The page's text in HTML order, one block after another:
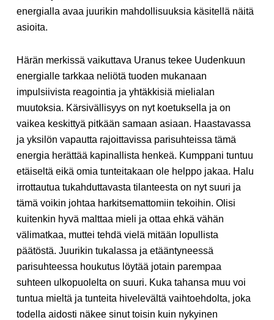
energialla avaa juurikin mahdollisuuksia käsitellä näitä
asioita.
Härän merkissä vaikuttava Uranus tekee Uudenkuun
energialle tarkkaa neliötä tuoden mukanaan
impulsiivista reagointia ja yhtäkkisiä mielialan
muutoksia. Kärsivällisyys on nyt koetuksella ja on
vaikea keskittyä pitkään samaan asiaan. Haastavassa
ja yksilön vapautta rajoittavissa parisuhteissa tämä
energia herättää kapinallista henkeä. Kumppani tuntuu
etäiseltä eikä omia tunteitakaan ole helppo jakaa. Halu
irrottautua tukahduttavasta tilanteesta on nyt suuri ja
tämä voikin johtaa harkitsemattomiin tekoihin. Olisi
kuitenkin hyvä malttaa mieli ja ottaa ehkä vähän
välimatkaa, muttei tehdä vielä mitään lopullista
päätöstä. Juurikin tukalassa ja etääntyneessä
parisuhteessa houkutus löytää jotain parempaa
suhteen ulkopuolelta on suuri. Kuka tahansa muu voi
tuntua mieltä ja tunteita hivelevältä vaihtoehdolta, joka
todella aidosti näkee sinut toisin kuin nykyinen